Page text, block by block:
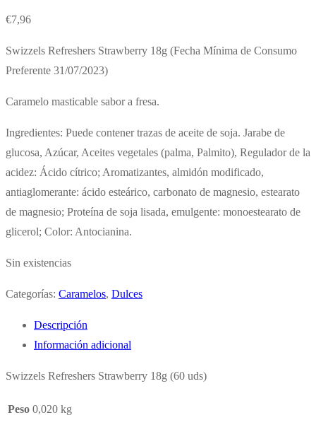
€7,96
Swizzels Refreshers Strawberry 18g (Fecha Mínima de Consumo
Preferente 31/07/2023)
Caramelo masticable sabor a fresa.
Ingredientes: Puede contener trazas de aceite de soja. Jarabe de
glucosa, Azúcar, Aceites vegetales (palma, Palmito), Regulador de la
acidez: Ácido cítrico; Aromatizantes, almidón modificado,
antiaglomerante: ácido esteárico, carbonato de magnesio, estearato
de magnesio; Proteína de soja lisada, emulgente: monoestearato de
glicerol; Color: Antocianina.
Sin existencias
Categorías: Caramelos, Dulces
Descripción
Información adicional
Swizzels Refreshers Strawberry 18g (60 uds)
Peso 0,020 kg